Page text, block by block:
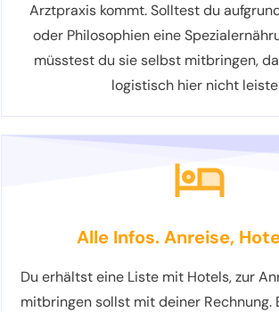
Arztpraxis kommt. Solltest du
oder Philosophien eine
müsstest du sie selbst mitbringen,
logistisch hier nicht
Alle Infos. Anreise,
Du erhältst eine Liste mit Hotels, zur
mitbringen sollst mit deiner Rechnung.